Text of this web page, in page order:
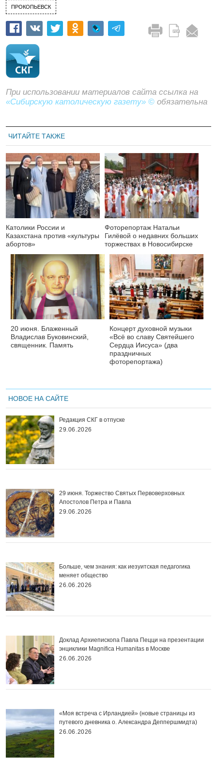
ПРОКОПЬЕВСК
При использовании материалов сайта ссылка на
«Сибирскую католическую газету» © обязательна
ЧИТАЙТЕ ТАКЖЕ
Католики России и
Казахстана против «культуры
абортов»
Фоторепортаж Натальи
Гилёвой о недавних больших
торжествах в Новосибирске
20 июня. Блаженный
Владислав Буковинский,
священник. Память
Концерт духовной музыки
«Всё во славу Святейшего
Сердца Иисуса» (два
праздничных
фоторепортажа)
НОВОЕ НА САЙТЕ
Редакция СКГ в отпуске
29.06.2026
29 июня. Торжество Святых Первоверховных
Апостолов Петра и Павла
29.06.2026
Больше, чем знания: как иезуитская педагогика
меняет общество
26.06.2026
Доклад Архиепископа Павла Пецци на презентации
энциклики Magnifica Нumanitas в Москве
26.06.2026
«Моя встреча с Ирландией» (новые страницы из
путевого дневника о. Александра Деппершмидта)
26.06.2026